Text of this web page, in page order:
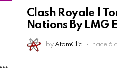
Clash Royale |
Nations By LMG
by AtomClic hace 6